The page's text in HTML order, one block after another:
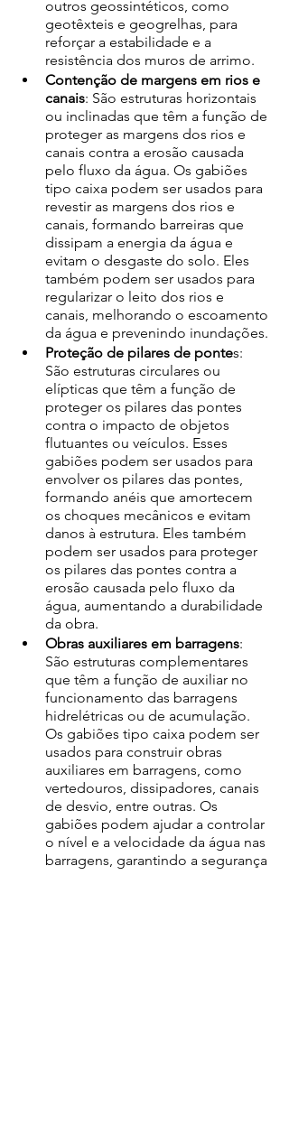
outros geossintéticos, como
geotêxteis e geogrelhas, para
reforçar a estabilidade e a
resistência dos muros de arrimo.
Contenção de margens em rios e
canais: São estruturas horizontais
ou inclinadas que têm a função de
proteger as margens dos rios e
canais contra a erosão causada
pelo fluxo da água. Os gabiões
tipo caixa podem ser usados para
revestir as margens dos rios e
canais, formando barreiras que
dissipam a energia da água e
evitam o desgaste do solo. Eles
também podem ser usados para
regularizar o leito dos rios e
canais, melhorando o escoamento
da água e prevenindo inundações.
Proteção de pilares de pontes:
São estruturas circulares ou
elípticas que têm a função de
proteger os pilares das pontes
contra o impacto de objetos
flutuantes ou veículos. Esses
gabiões podem ser usados para
envolver os pilares das pontes,
formando anéis que amortecem
os choques mecânicos e evitam
danos à estrutura. Eles também
podem ser usados para proteger
os pilares das pontes contra a
erosão causada pelo fluxo da
água, aumentando a durabilidade
da obra.
Obras auxiliares em barragens:
São estruturas complementares
que têm a função de auxiliar no
funcionamento das barragens
hidrelétricas ou de acumulação.
Os gabiões tipo caixa podem ser
usados para construir obras
auxiliares em barragens, como
vertedouros, dissipadores, canais
de desvio, entre outras. Os
gabiões podem ajudar a controlar
o nível e a velocidade da água nas
barragens, garantindo a segurança